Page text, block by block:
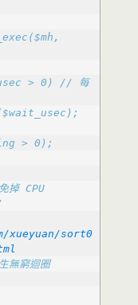
> 0) // 每
掉 CPU
xueyuan/sort0
/* 此作法可能會發生無窮迴圈